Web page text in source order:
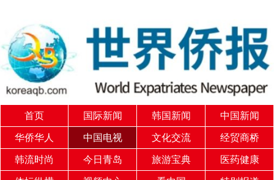
首页 国际新闻 韩国新闻 中国新闻
华侨华人 中国电视 文化交流 经贸商桥
韩流时尚 今日青岛 旅游宝典 医药健康